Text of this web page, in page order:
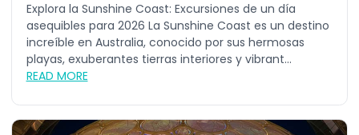
Explora la Sunshine Coast: Excursiones de un día
asequibles para 2026 La Sunshine Coast es un destino
increíble en Australia, conocido por sus hermosas
playas, exuberantes tierras interiores y vibrant...
READ MORE